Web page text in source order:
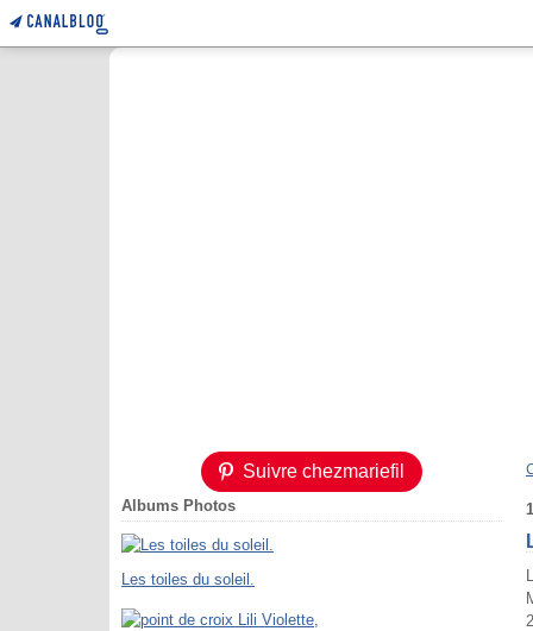
Suivre chezmariefil
Albums Photos
Les toiles du soleil.